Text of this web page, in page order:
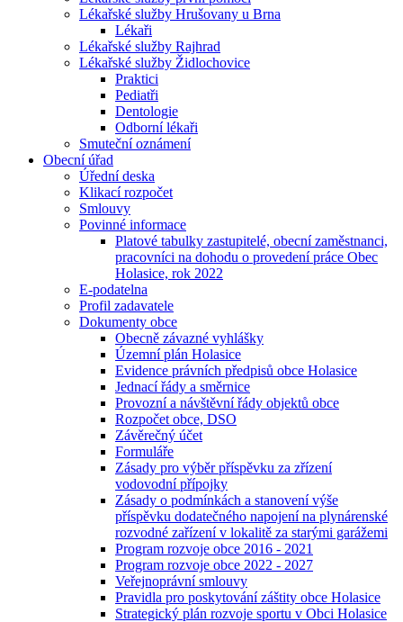
Lékařské služby Hrušovany u Brna
Lékaři
Lékařské služby Rajhrad
Lékařské služby Židlochovice
Praktici
Pediatři
Dentologie
Odborní lékaři
Smuteční oznámení
Obecní úřad
Úřední deska
Klikací rozpočet
Smlouvy
Povinné informace
Platové tabulky zastupitelé, obecní zaměstnanci,
pracovníci na dohodu o provedení práce Obec
Holasice, rok 2022
E-podatelna
Profil zadavatele
Dokumenty obce
Obecně závazné vyhlášky
Územní plán Holasice
Evidence právních předpisů obce Holasice
Jednací řády a směrnice
Provozní a návštěvní řády objektů obce
Rozpočet obce, DSO
Závěrečný účet
Formuláře
Zásady pro výběr příspěvku za zřízení
vodovodní přípojky
Zásady o podmínkách a stanovení výše
příspěvku dodatečného napojení na plynárenské
rozvodné zařízení v lokalitě za starými garážemi
Program rozvoje obce 2016 - 2021
Program rozvoje obce 2022 - 2027
Veřejnoprávní smlouvy
Pravidla pro poskytování záštity obce Holasice
Strategický plán rozvoje sportu v Obci Holasice